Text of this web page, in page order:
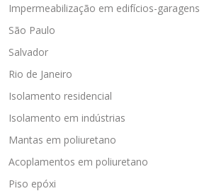
Impermeabilização em edifícios-garagens
São Paulo
Salvador
Rio de Janeiro
Isolamento residencial
Isolamento em indústrias
Mantas em poliuretano
Acoplamentos em poliuretano
Piso epóxi